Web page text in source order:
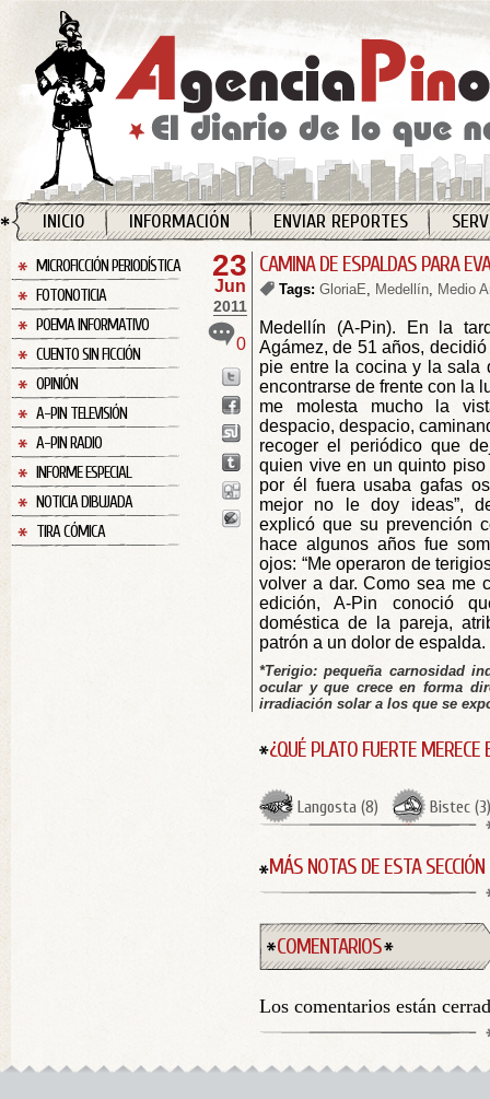
INICIO INFORMACIÓN ENVIAR REPORTES
MICROFICCIÓN PERIODÍSTICA
FOTONOTICIA
POEMA INFORMATIVO
CUENTO SIN FICCIÓN
OPINIÓN
A-PIN TELEVISIÓN
A-PIN RADIO
INFORME ESPECIAL
NOTICIA DIBUJADA
TIRA CÓMICA
23
Jun
2011
0
CAMINA DE ESPALDAS PARA
Tags: GloriaE, Medellín, Medio
Medellín (A-Pin). En la
Agámez, de 51 años,
pie entre la cocina y la sala
encontrarse de frente con la
me molesta mucho la
despacio, despacio,
recoger el periódico que
quien vive en un quinto piso
por él fuera usaba gafas
mejor no le doy ideas”,
explicó que su prevención
hace algunos años fue
ojos: “Me operaron de
volver a dar. Como sea me
edición, A-Pin conoció
doméstica de la pareja,
patrón a un dolor de espalda.
*Terigio: pequeña carnosidad
ocular y que crece en forma
irradiación solar a los que se
¿QUÉ PLATO FUERTE MERECE
Langosta (8) Bistec (3)
MÁS NOTAS DE ESTA SECCIÓN
COMENTARIOS
Los comentarios están